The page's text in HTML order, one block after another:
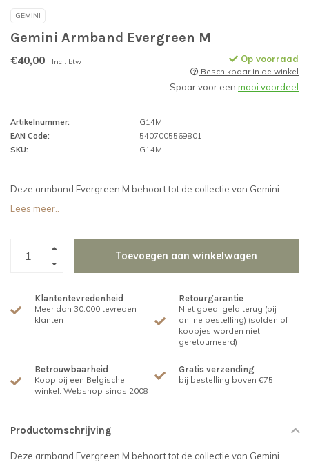
GEMINI
Gemini Armband Evergreen M
€40,00 Incl. btw Op voorraad
Beschikbaar in de winkel
Spaar voor een mooi voordeel
Artikelnummer:
G14M
EAN Code:
5407005569801
SKU:
G14M
Deze armband Evergreen M behoort tot de collectie van Gemini.
Lees meer..
Toevoegen aan winkelwagen
Klantentevredenheid
Meer dan 30.000 tevreden
klanten
Retourgarantie
Niet goed, geld terug (bij
online bestelling) (solden of
koopjes worden niet
geretourneerd)
Betrouwbaarheid
Koop bij een Belgische
winkel. Webshop sinds 2008
Gratis verzending
bij bestelling boven €75
Productomschrijving
Deze armband Evergreen M behoort tot de collectie van Gemini.